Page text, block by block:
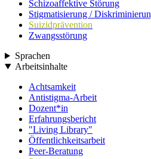
Schizoaffektive Störung
Stigmatisierung /
Suizidprävention
Zwangsstörung
Sprachen
Arbeitsinhalte
Achtsamkeit
Antistigma-Arbeit
Dozent*in
Erfahrungsbericht
"Living Library"
Öffentlichkeitsarbeit
Peer-Beratung